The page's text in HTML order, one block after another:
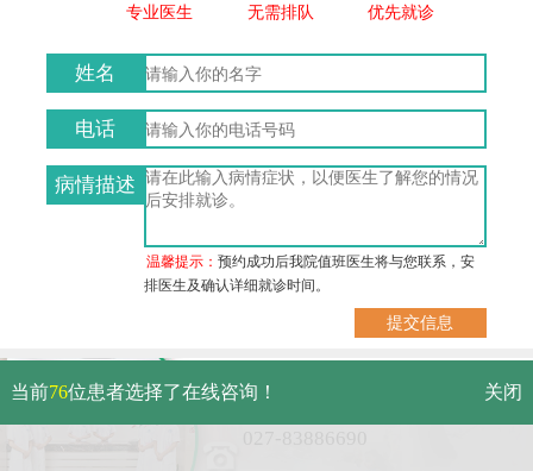
专业医生 无需排队 优先就诊
姓名
电话
病情描述
温馨提示：预约成功后我院值班医生将与您联系，安
排医生及确认详细就诊时间。
武汉市硚口区解放大道479号
免费电话：
当前76位患者选择了在线咨询！ 关闭